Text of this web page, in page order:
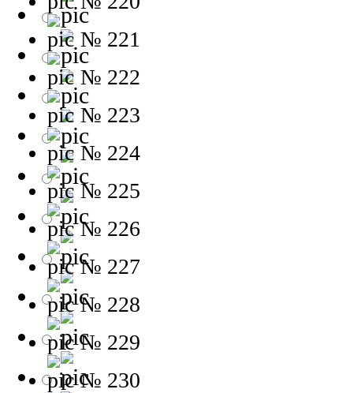
№ 221
№ 222
№ 223
№ 224
№ 225
№ 226
№ 227
№ 228
№ 229
№ 230